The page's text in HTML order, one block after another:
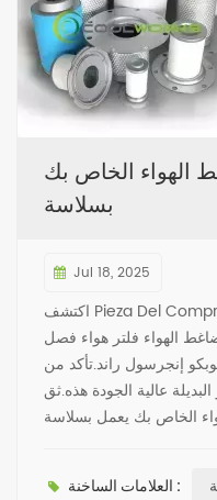
الخاص بك
بسلاسة
Jul 18, 2025
اكتشف Pieza Del Compressor De Aire عالي الجودة عنصر
الهواء فلتر هواء فصل
إنجرسول راند.تأكد من
عالية الجودة هذه.ثق
العلامات الساخنة :